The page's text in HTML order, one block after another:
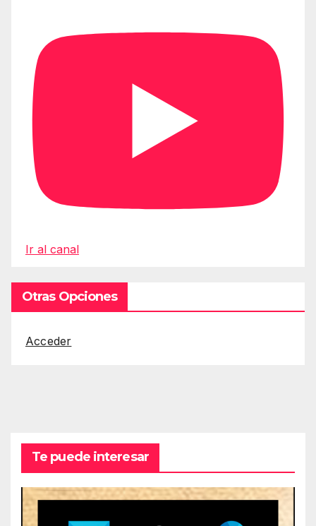
Ir al canal
Otras Opciones
Acceder
Te puede interesar